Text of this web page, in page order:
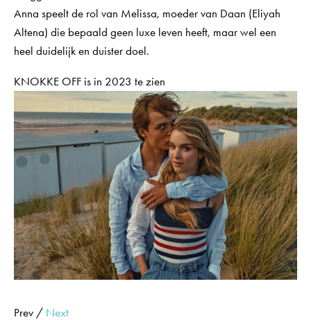
Biografie
Contact
Foto's
Portretten
Stills
Theater
English
Anna speelt de rol van Melissa, moeder van Daan (Eliyah
Altena) die bepaald geen luxe leven heeft, maar wel een
heel duidelijk en duister doel.
KNOKKE OFF is in 2023 te zien
Prev / Next